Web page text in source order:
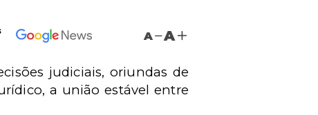
A A
judiciais, oriundas de
a união estável entre